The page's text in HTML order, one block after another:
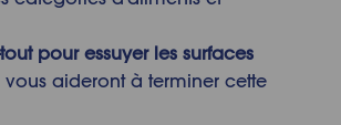
pour essuyer les surfaces
vous aideront à terminer cette